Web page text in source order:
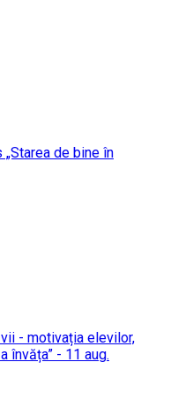
de bine în
- motivația elevilor,
învăța” - 11 aug.